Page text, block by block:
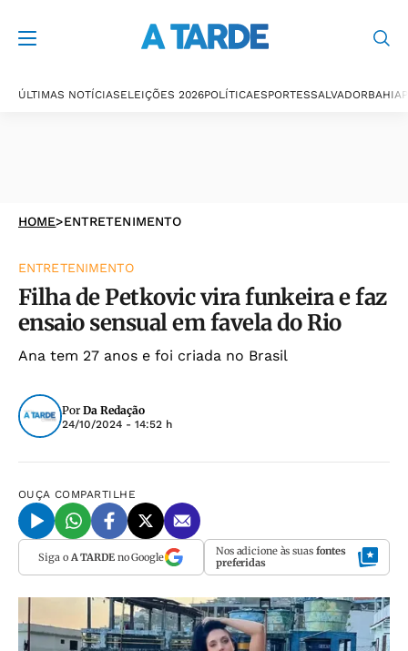
ÚLTIMAS NOTÍCIASELEIÇÕES 2026POLÍTICAESPORTESSALVADORBAHIA
HOME>ENTRETENIMENTO
ENTRETENIMENTO
Filha de Petkovic vira funkeira e faz
ensaio sensual em favela do Rio
Ana tem 27 anos e foi criada no Brasil
Por Da Redação
24/10/2024 - 14:52 h
OUÇA COMPARTILHE
Siga o A TARDEno Google Nos adicione às suas fontes
preferidas